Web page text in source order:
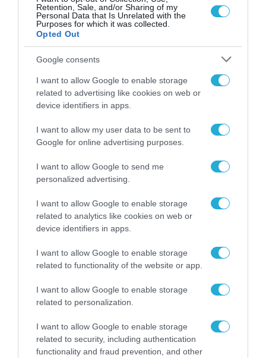
Retention, Sale, and/or Sharing of my
Personal Data that Is Unrelated with the
Purposes for which it was collected.
Opted Out
Google consents
I want to allow Google to enable storage
related to advertising like cookies on web or
device identifiers in apps.
I want to allow my user data to be sent to
Google for online advertising purposes.
I want to allow Google to send me
personalized advertising.
I want to allow Google to enable storage
related to analytics like cookies on web or
device identifiers in apps.
I want to allow Google to enable storage
related to functionality of the website or app.
I want to allow Google to enable storage
related to personalization.
I want to allow Google to enable storage
related to security, including authentication
functionality and fraud prevention, and other
ΕΠΕΝΔΥΣΕΙΣ
ABB: Επένδυση 200 εκατ.
δολαρίων στην Ευρώπη για τον
εκσυγχρονισμό των ηλεκτρικών
ΟΙΚΟΝΟΜΙΑ
ΟΟΣΑ: Ρεκόρ ξένων άμεσων